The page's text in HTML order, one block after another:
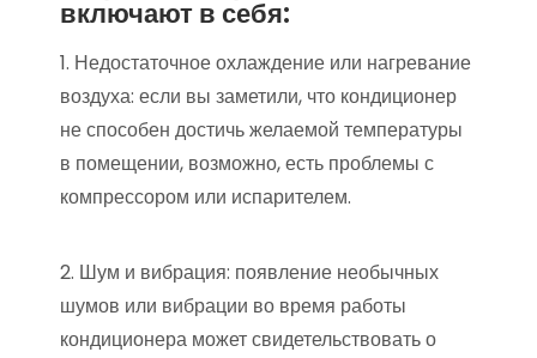
включают в себя:
1. Недостаточное охлаждение или нагревание
воздуха: если вы заметили, что кондиционер
не способен достичь желаемой температуры
в помещении, возможно, есть проблемы с
компрессором или испарителем.
2. Шум и вибрация: появление необычных
шумов или вибрации во время работы
кондиционера может свидетельствовать о